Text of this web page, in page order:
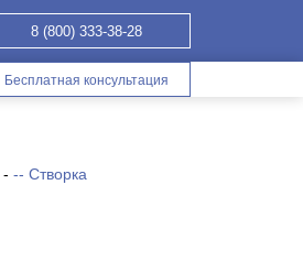
8 (800) 333-38-28
Бесплатная консультация
- -- Створка